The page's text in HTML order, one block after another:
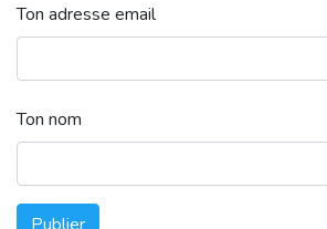
Ton adresse email
Ton nom
Publier